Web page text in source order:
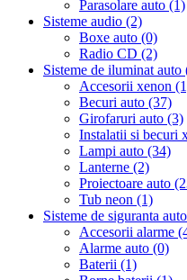
Parasolare auto (1)
Sisteme audio (2)
Boxe auto (0)
Radio CD (2)
Sisteme de iluminat auto
Accesorii xenon
Becuri auto (37)
Girofaruri auto (3)
Instalatii si becuri
Lampi auto (34)
Lanterne (2)
Proiectoare auto
Tub neon (1)
Sisteme de siguranta
Accesorii alarme
Alarme auto (0)
Baterii (1)